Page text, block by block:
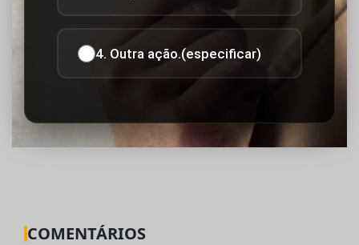
4. Outra ação.(especificar)
COMENTÁRIOS